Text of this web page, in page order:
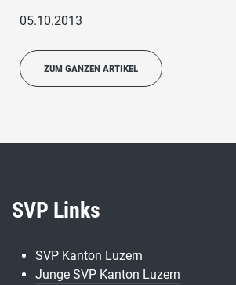
05.10.2013
ZUM GANZEN ARTIKEL
SVP Links
SVP Kanton Luzern
Junge SVP Kanton Luzern